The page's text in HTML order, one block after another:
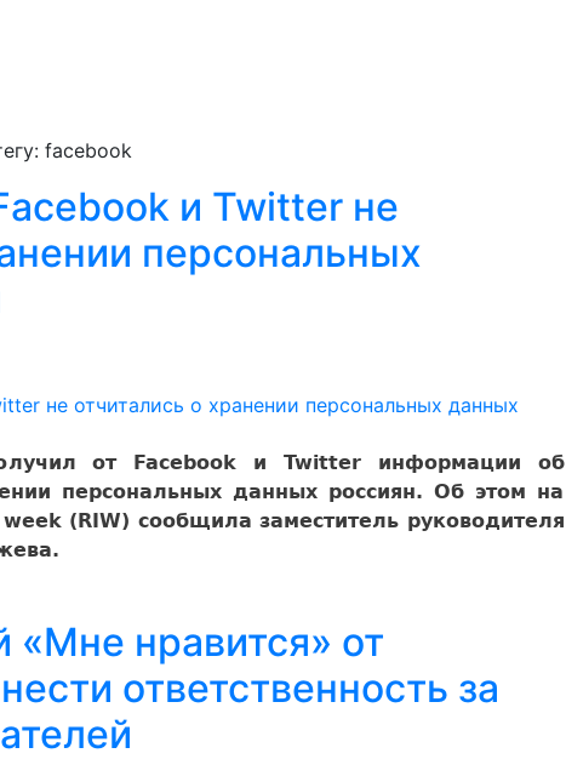
facebook
и Twitter не
персональных
от Facebook и Twitter информации об
персональных данных россиян. Об этом на
(RIW) сообщила заместитель руководителя
«Мне нравится» от
ответственность за